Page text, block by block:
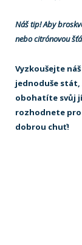
Náš tip! Aby
nebo citrónovou
Vyzkoušejte
jednoduše stát,
obohatíte svůj
rozhodnete pro
dobrou chuť!